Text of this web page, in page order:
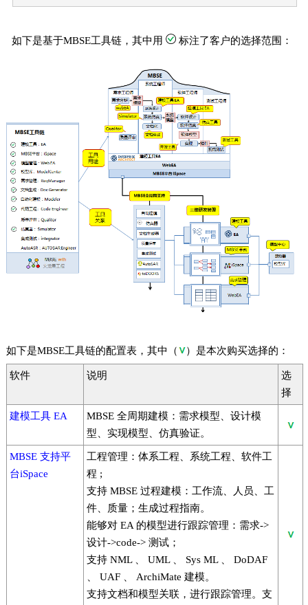
如下是基于MBSE工具链，其中用 标注了客户的选择范围：
如下是MBSE工具链的配置表，其中（ ）是本次购买选择的：
软件 说明
选
择
建模工具 EA
MBSE 全周期建模：需求模型、设计模
型、实现模型、仿真验证。
MBSE 支持平
台iSpace
工程管理：体系工程、系统工程、软件工
程 ;
支持 MBSE 过程建模：工作流、人员、工
件、质量；生成过程指南。
能够对 EA 的模型进行跟踪管理：需求->
设计->code-> 测试；
支持 NML 、 UML 、 Sys ML 、 DoDAF
、 UAF 、 ArchiMate 建模。
支持文档和模型关联，进行跟踪管理。支